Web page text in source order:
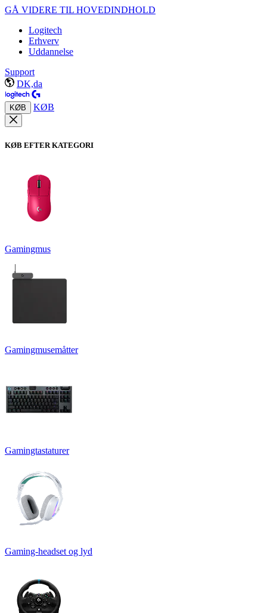
GÅ VIDERE TIL HOVEDINDHOLD
Logitech
Erhverv
Uddannelse
Support
DK,da
KØB KØB
KØB EFTER KATEGORI
Gamingmus
Gamingmusemåtter
Gamingtastaturer
Gaming-headset og lyd